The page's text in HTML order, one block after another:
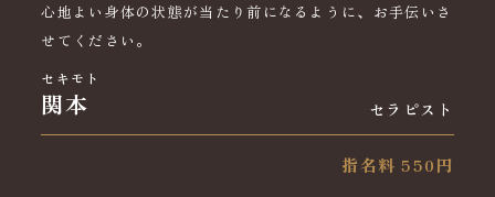
心地よい身体の状態が当たり前になるように、お手伝いさ
せてください。
セキモト
関本 セラピスト
指名料 550円